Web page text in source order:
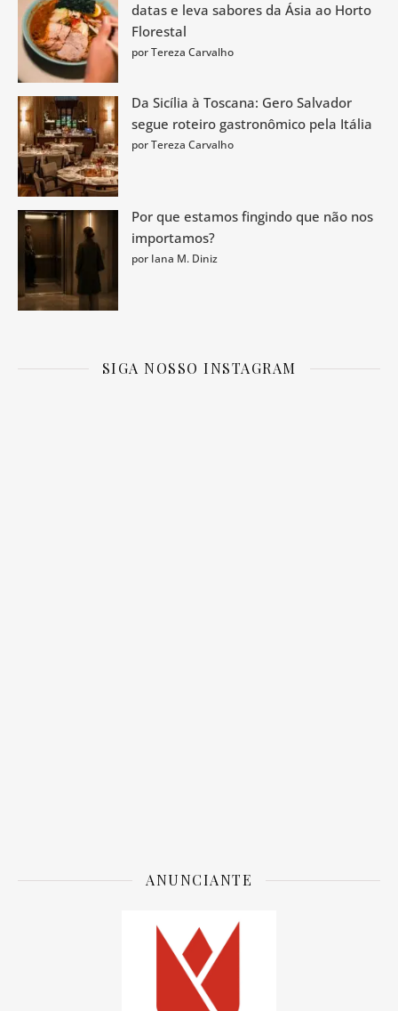
datas e leva sabores da Ásia ao Horto
Florestal
por Tereza Carvalho
Da Sicília à Toscana: Gero Salvador
segue roteiro gastronômico pela Itália
por Tereza Carvalho
Por que estamos fingindo que não nos
importamos?
por Iana M. Diniz
SIGA NOSSO INSTAGRAM
ANUNCIANTE